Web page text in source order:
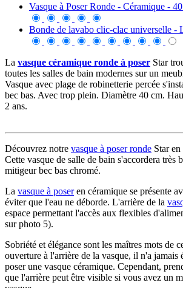
Vasque à Poser Ronde - Céramique -
Bonde de lavabo clic-clac universelle -
La vasque céramique ronde à poser Star
toutes les salles de bain modernes sur un
Vasque avec plage de robinetterie percée
bec bas. Avec trop plein. Diamètre 40 cm.
2 ans.
Découvrez notre vasque à poser ronde Star
Cette vasque de salle de bain s'accordera très
mitigeur bec bas chromé.
La vasque à poseren céramique se présente
éviter que l'eau ne déborde. L'arrière de la
espace permettant l'accès aux flexibles
sur photo 5).
Sobriété et élégance sont les maîtres mots de
ouverture à l'arrière de la vasque, il n'a jamais
poser une vasque céramique. Cependant,
que l'arrière peut être visible si vous avez un